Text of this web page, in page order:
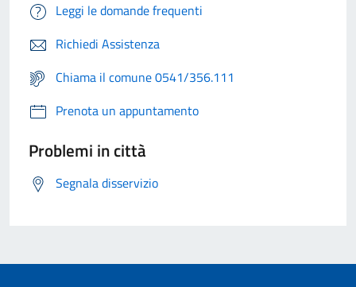
Leggi le domande frequenti
Richiedi Assistenza
Chiama il comune 0541/356.111
Prenota un appuntamento
Problemi in città
Segnala disservizio